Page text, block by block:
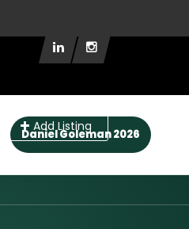
Add Listing
Daniel Goleman 2026